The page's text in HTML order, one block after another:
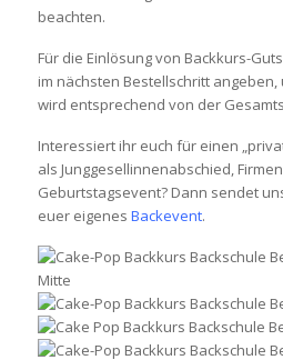
beachten.
Für die Einlösung von Backkurs-
im nächsten Bestellschritt
wird entsprechend von der
Interessiert ihr euch für einen
als Junggesellinnenabschied,
Geburtstagsevent? Dann sendet
euer eigenes Backevent.